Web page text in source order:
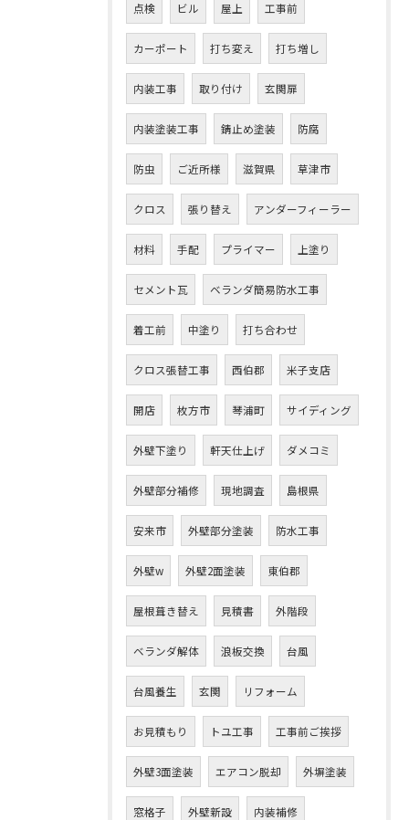
点検 ビル 屋上 工事前
カーポート 打ち変え 打ち増し
内装工事 取り付け 玄関扉
内装塗装工事 錆止め塗装 防腐
防虫 ご近所様 滋賀県 草津市
クロス 張り替え アンダーフィーラー
材料 手配 プライマー 上塗り
セメント瓦 ベランダ簡易防水工事
着工前 中塗り 打ち合わせ
クロス張替工事 西伯郡 米子支店
開店 枚方市 琴浦町 サイディング
外壁下塗り 軒天仕上げ ダメコミ
外壁部分補修 現地調査 島根県
安来市 外壁部分塗装 防水工事
外壁w 外壁2面塗装 東伯郡
屋根葺き替え 見積書 外階段
ベランダ解体 浪板交換 台風
台風養生 玄関 リフォーム
お見積もり トユ工事 工事前ご挨拶
外壁3面塗装 エアコン脱却 外塀塗装
窓格子 外壁新設 内装補修